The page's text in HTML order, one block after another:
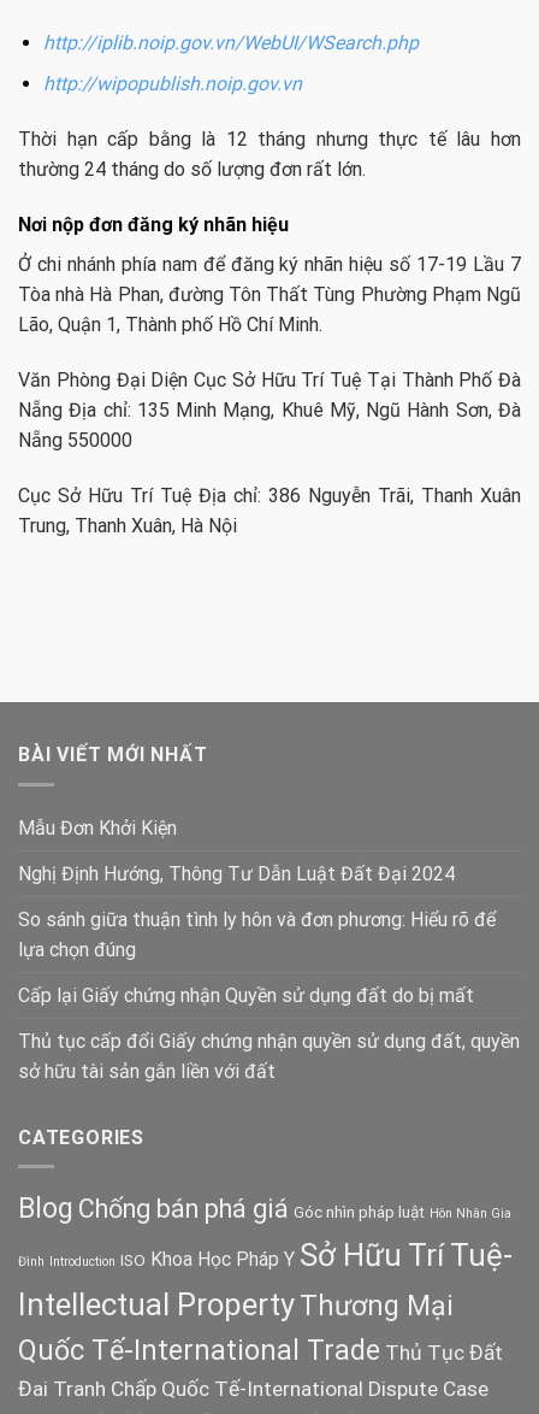
http://iplib.noip.gov.vn/WebUI/WSearch.php
http://wipopublish.noip.gov.vn
Thời hạn cấp bằng là 12 tháng nhưng thực tế lâu hơn
thường 24 tháng do số lượng đơn rất lớn.
Nơi nộp đơn đăng ký nhãn hiệu
Ở chi nhánh phía nam để đăng ký nhãn hiệu số 17-19 Lầu 7
Tòa nhà Hà Phan, đường Tôn Thất Tùng Phường Phạm Ngũ
Lão, Quận 1, Thành phố Hồ Chí Minh.
Văn Phòng Đại Diện Cục Sở Hữu Trí Tuệ Tại Thành Phố Đà
Nẵng Địa chỉ: 135 Minh Mạng, Khuê Mỹ, Ngũ Hành Sơn, Đà
Nẵng 550000
Cục Sở Hữu Trí Tuệ Địa chỉ: 386 Nguyễn Trãi, Thanh Xuân
Trung, Thanh Xuân, Hà Nội
BÀI VIẾT MỚI NHẤT
Mẫu Đơn Khởi Kiện
Nghị Định Hướng, Thông Tư Dẫn Luật Đất Đại 2024
So sánh giữa thuận tình ly hôn và đơn phương: Hiểu rõ để
lựa chọn đúng
Cấp lại Giấy chứng nhận Quyền sử dụng đất do bị mất
Thủ tục cấp đổi Giấy chứng nhận quyền sử dụng đất, quyền
sở hữu tài sản gắn liền với đất
CATEGORIES
Blog Chống bán phá giá Góc nhìn pháp luật Hôn Nhân Gia
Đình Introduction ISO Khoa Học Pháp Y Sở Hữu Trí Tuệ-
Intellectual PropertyThương Mại
Quốc Tế-International Trade Thủ Tục Đất
Đai Tranh Chấp Quốc Tế-International Dispute Case